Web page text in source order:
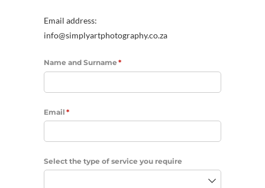
Email address:
info@simplyartphotography.co.za